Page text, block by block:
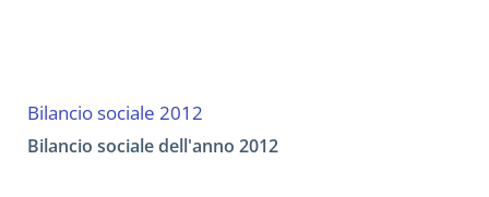
Bilancio sociale 2012
Bilancio sociale dell'anno 2012